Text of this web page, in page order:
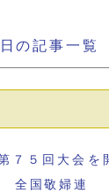
の記事一覧
７５回大会
全国敬婦連